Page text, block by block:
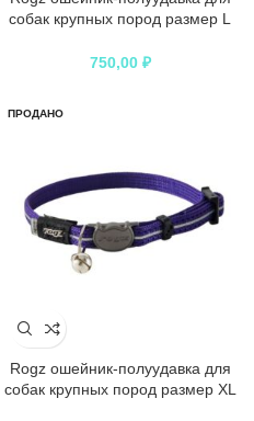
собак крупных пород размер L
600 мм, синий
750,00 ₽
ПРОДАНО
Rogz ошейник-полуудавка для
собак крупных пород размер XL